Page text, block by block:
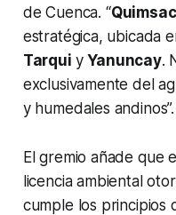
de Cuenca. “
estratégica, ubicada
Tarqui yYanuncay.
exclusivamente del
y humedales andinos”.
El gremio añade que
licencia ambiental
cumple los principios